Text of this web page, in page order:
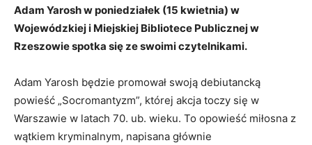
Adam Yarosh w poniedziałek (15 kwietnia) w
Wojewódzkiej i Miejskiej Bibliotece Publicznej w
Rzeszowie spotka się ze swoimi czytelnikami.
Adam Yarosh będzie promował swoją debiutancką
powieść „Socromantyzm”, której akcja toczy się w
Warszawie w latach 70. ub. wieku. To opowieść miłosna z
wątkiem kryminalnym, napisana głównie